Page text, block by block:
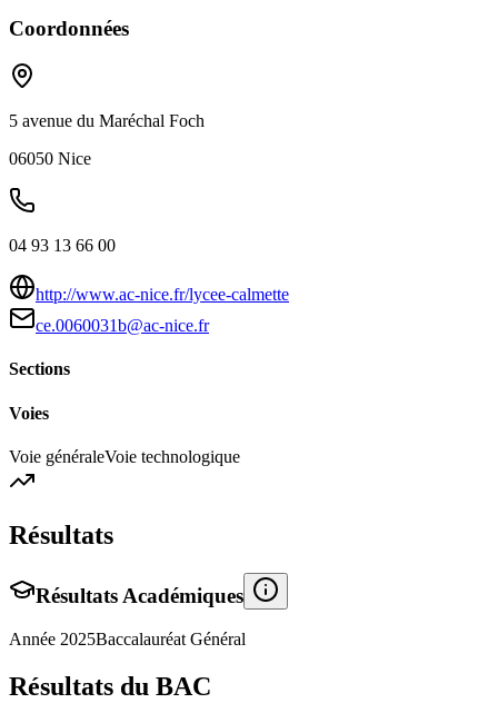
Coordonnées
5 avenue du Maréchal Foch
06050 Nice
04 93 13 66 00
http://www.ac-nice.fr/lycee-calmette
ce.0060031b@ac-nice.fr
Sections
Voies
Voie généraleVoie technologique
Résultats
Résultats Académiques
Année 2025Baccalauréat Général
Résultats du BAC